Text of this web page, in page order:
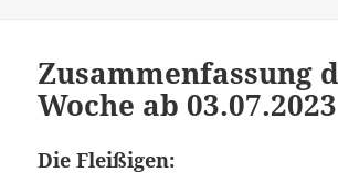
Zusammenfassung
Woche ab 03.07.2023
Die Fleißigen: